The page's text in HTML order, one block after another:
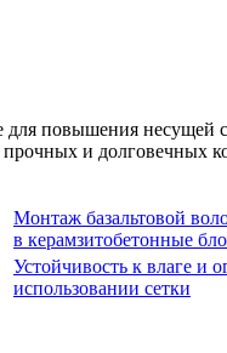
для повышения несущей
и долговечных
Монтаж базальтовой
в керамзитобетонные
Устойчивость к влаге и
использовании сетки